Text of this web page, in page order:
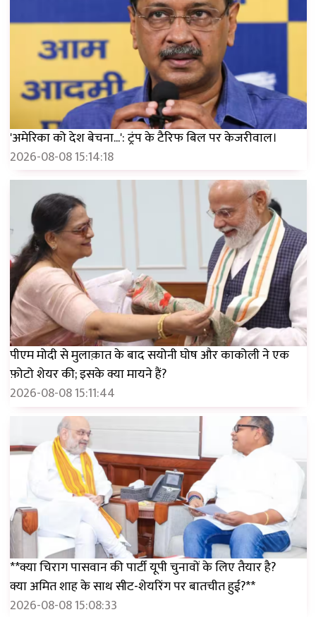
'अमेरिका को देश बेचना...': ट्रंप के टैरिफ बिल पर केजरीवाल।
2026-08-08 15:14:18
पीएम मोदी से मुलाक़ात के बाद सयोनी घोष और काकोली ने एक
फ़ोटो शेयर की; इसके क्या मायने हैं?
2026-08-08 15:11:44
**क्या चिराग पासवान की पार्टी यूपी चुनावों के लिए तैयार है?
क्या अमित शाह के साथ सीट-शेयरिंग पर बातचीत हुई?**
2026-08-08 15:08:33